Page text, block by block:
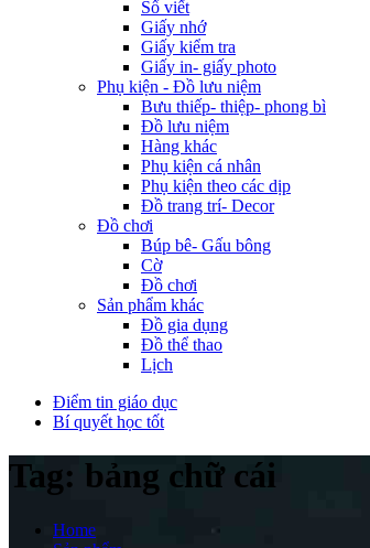
Sổ viết
Giấy nhớ
Giấy kiểm tra
Giấy in- giấy photo
Phụ kiện - Đồ lưu niệm
Bưu thiếp- thiệp- phong bì
Đồ lưu niệm
Hàng khác
Phụ kiện cá nhân
Phụ kiện theo các dịp
Đồ trang trí- Decor
Đồ chơi
Búp bê- Gấu bông
Cờ
Đồ chơi
Sản phẩm khác
Đồ gia dụng
Đồ thể thao
Lịch
Điểm tin giáo dục
Bí quyết học tốt
Tag: bảng chữ cái
Home